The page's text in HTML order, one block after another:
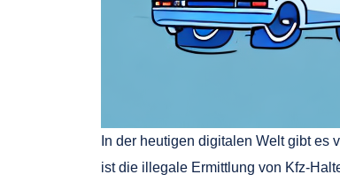
In der heutigen digitalen Welt gibt
ist die illegale Ermittlung von Kfz-